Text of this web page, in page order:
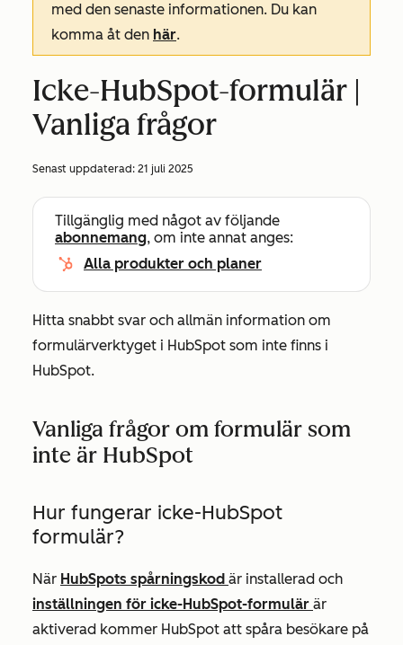
med den senaste informationen. Du kan
komma åt den här.
Icke-HubSpot-formulär |
Vanliga frågor
Senast uppdaterad: 21 juli 2025
Tillgänglig med något av följande
abonnemang, om inte annat anges:
Alla produkter och planer
Hitta snabbt svar och allmän information om
formulärverktyget i HubSpot som inte finns i
HubSpot.
Vanliga frågor om formulär som
inte är HubSpot
Hur fungerar icke-HubSpot
formulär?
När HubSpots spårningskod är installerad och
inställningen för icke-HubSpot-formulär är
aktiverad kommer HubSpot att spåra besökare på